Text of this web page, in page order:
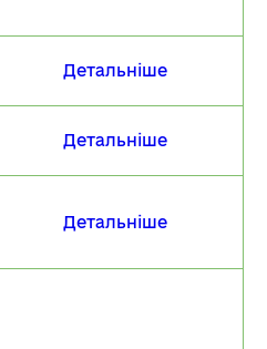
Детальніше
Детальніше
Детальніше